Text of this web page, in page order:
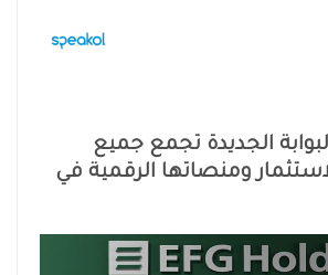
الجديدة تجمع جميع
ومنصاتها الرقمية في